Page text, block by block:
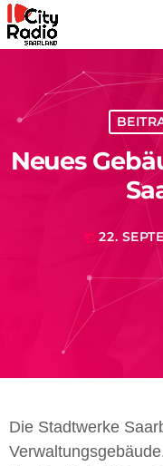
Neues
today 22.
Die Stadtwerke